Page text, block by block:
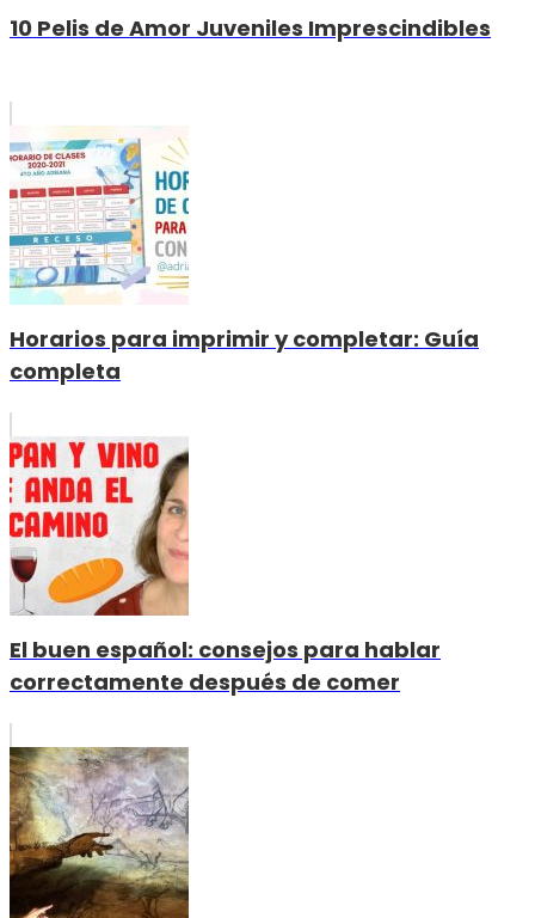
10 Pelis de Amor Juveniles Imprescindibles
Horarios para imprimir y completar: Guía
completa
El buen español: consejos para hablar
correctamente después de comer